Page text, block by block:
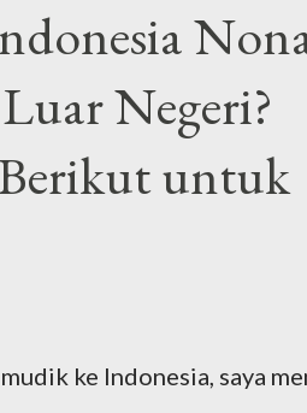
Negeri?
untuk
ke Indonesia, saya